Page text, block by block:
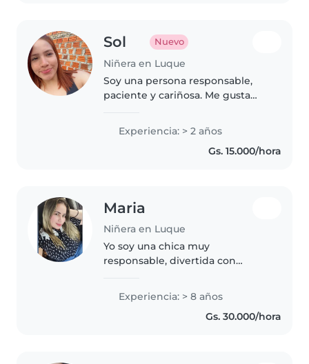
Sol Nuevo
Niñera en Luque
Soy una persona responsable,
paciente y cariñosa. Me gusta
ambiente seguro y agradable.
Tengo buena disposición para
Experiencia: > 2 años
Gs. 15.000/hora
Maria
Niñera en Luque
Yo soy una chica muy
responsable, divertida con
salir adelante Me gusta jugar con
los niños, pintar, leer, bailar
hacer cualquier cosa con tal de
Experiencia: > 8 años
Gs. 30.000/hora